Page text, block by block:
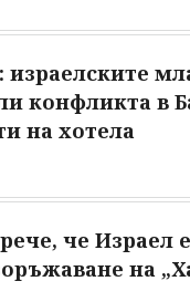
израелските
конфликта в
на хотела
че Израел
на